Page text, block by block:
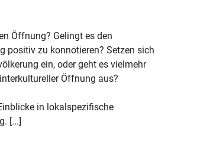
Öffnung? Gelingt es den
positiv zu konnotieren? Setzen sich
ein, oder geht es vielmehr
Öffnung aus?
in lokalspezifische
[...]